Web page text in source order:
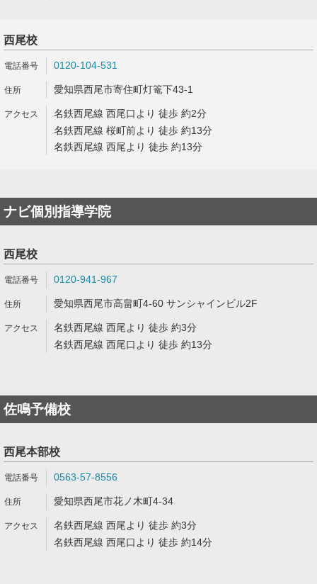
西尾校
0120-104-531
愛知県西尾市寄住町灯篭下43-1
名鉄西尾線 西尾口より 徒歩 約2分
名鉄西尾線 桜町前より 徒歩 約13分
名鉄西尾線 西尾より 徒歩 約13分
ナビ個別指導学院
西尾校
0120-941-967
愛知県西尾市高畠町4-60 サンシャインビル2F
名鉄西尾線 西尾より 徒歩 約3分
名鉄西尾線 西尾口より 徒歩 約13分
佐鳴予備校
西尾本部校
0563-57-8556
愛知県西尾市花ノ木町4-34
名鉄西尾線 西尾より 徒歩 約3分
名鉄西尾線 西尾口より 徒歩 約14分